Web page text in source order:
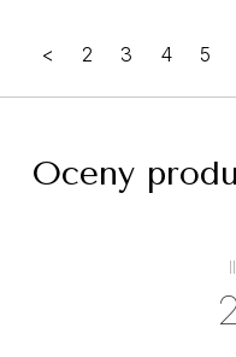
< 2 3 4 5
Oceny